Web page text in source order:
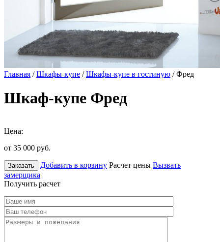
Главная /Шкафы-купе /Шкафы-купе в гостиную / Фред
Шкаф-купе Фред
Цена:
от 35 000 руб.
Заказать Добавить в корзину Расчет цены Вызвать
замерщика
Получить расчет